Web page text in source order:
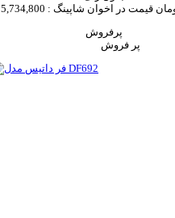
قیمت در اخوان شاپینگ : 5,734,800 تومان
پرفروش